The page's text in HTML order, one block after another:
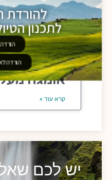
אומגה
קרא עוד »
יש לכם
להורדת
לתכנון
הורדה